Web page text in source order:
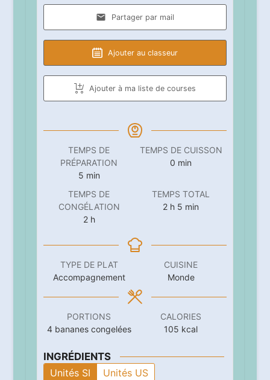
Partager par mail
Ajouter au classeur
Ajouter à ma liste de courses
TEMPS DE
PRÉPARATION
5minutes
min
TEMPS DE CUISSON
0 minutes
min
TEMPS DE
CONGÉLATION
2heures
h
TEMPS TOTAL
2heures
h 5 minutes
min
TYPE DE PLAT
Accompagnement
CUISINE
Monde
PORTIONS
4 bananes congelées
CALORIES
105 kcal
INGRÉDIENTS
Unités SI
Unités US